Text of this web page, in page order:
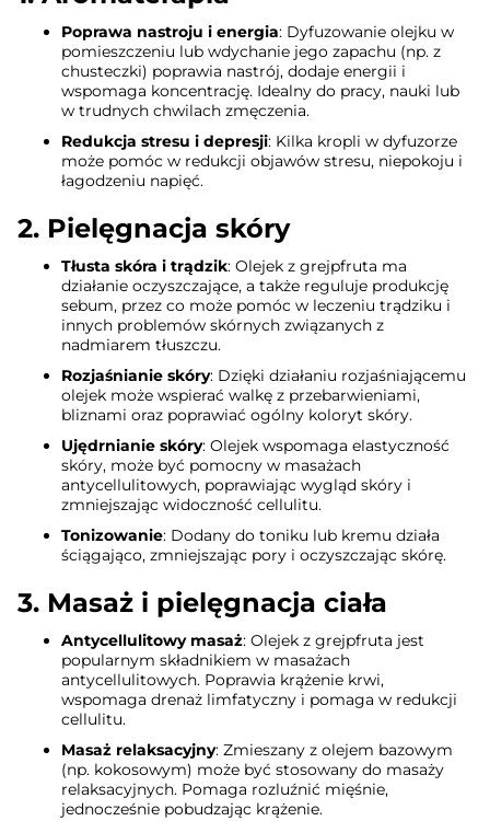
Poprawa nastroju i energia: Dyfuzowanie olejku w
pomieszczeniu lub wdychanie jego zapachu (np. z
chusteczki) poprawia nastrój, dodaje energii i
wspomaga koncentrację. Idealny do pracy, nauki lub
w trudnych chwilach zmęczenia.
Redukcja stresu i depresji: Kilka kropli w dyfuzorze
może pomóc w redukcji objawów stresu, niepokoju i
łagodzeniu napięć.
2. Pielęgnacja skóry
Tłusta skóra i trądzik: Olejek z grejpfruta ma
działanie oczyszczające, a także reguluje produkcję
sebum, przez co może pomóc w leczeniu trądziku i
innych problemów skórnych związanych z
nadmiarem tłuszczu.
Rozjaśnianie skóry: Dzięki działaniu rozjaśniającemu
olejek może wspierać walkę z przebarwieniami,
bliznami oraz poprawiać ogólny koloryt skóry.
Ujędrnianie skóry: Olejek wspomaga elastyczność
skóry, może być pomocny w masażach
antycellulitowych, poprawiając wygląd skóry i
zmniejszając widoczność cellulitu.
Tonizowanie: Dodany do toniku lub kremu działa
ściągająco, zmniejszając pory i oczyszczając skórę.
3. Masaż i pielęgnacja ciała
Antycellulitowy masaż: Olejek z grejpfruta jest
popularnym składnikiem w masażach
antycellulitowych. Poprawia krążenie krwi,
wspomaga drenaż limfatyczny i pomaga w redukcji
cellulitu.
Masaż relaksacyjny: Zmieszany z olejem bazowym
(np. kokosowym) może być stosowany do masaży
relaksacyjnych. Pomaga rozluźnić mięśnie,
jednocześnie pobudzając krążenie.